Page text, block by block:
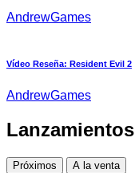
AndrewGames
Vídeo Reseña: Resident Evil 2
AndrewGames
Lanzamientos
Próximos A la venta